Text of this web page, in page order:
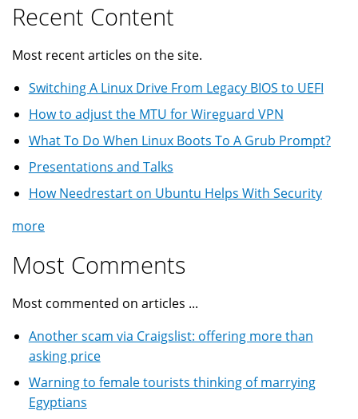
Recent Content
Most recent articles on the site.
Switching A Linux Drive From Legacy BIOS to UEFI
How to adjust the MTU for Wireguard VPN
What To Do When Linux Boots To A Grub Prompt?
Presentations and Talks
How Needrestart on Ubuntu Helps With Security
more
Most Comments
Most commented on articles ...
Another scam via Craigslist: offering more than
asking price
Warning to female tourists thinking of marrying
Egyptians